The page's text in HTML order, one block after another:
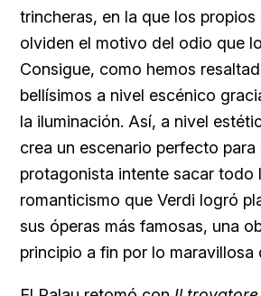
trincheras, en la que los
olviden el motivo del odio que
Consigue, como hemos
bellísimos a nivel escénico
la iluminación. Así, a nivel
crea un escenario perfecto
protagonista intente sacar todo
romanticismo que Verdi logró
sus óperas más famosas, una
principio a fin por lo maravillosa